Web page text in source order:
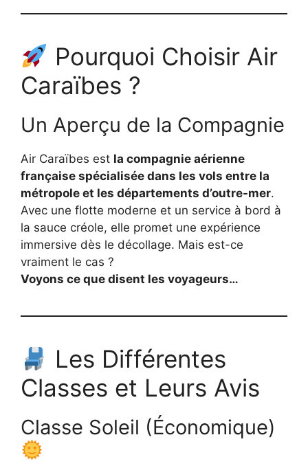
Pourquoi Choisir Air
Caraïbes ?
Un Aperçu de la Compagnie
Air Caraïbes est la compagnie aérienne
française spécialisée dans les vols entre la
métropole et les départements d’outre-mer.
Avec une flotte moderne et un service à bord à
la sauce créole, elle promet une expérience
immersive dès le décollage. Mais est-ce
vraiment le cas ?
Voyons ce que disent les voyageurs…
Les Différentes
Classes et Leurs Avis
Classe Soleil (Économique)